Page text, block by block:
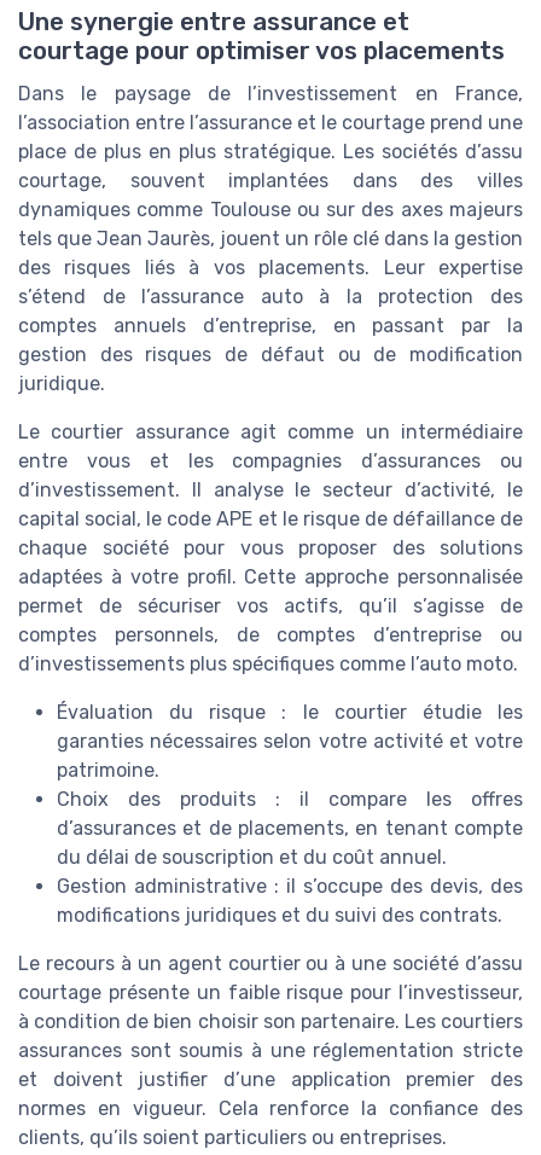
Une synergie entre assurance et
courtage pour optimiser vos placements
Dans le paysage de l’investissement en France,
l’association entre l’assurance et le courtage prend une
place de plus en plus stratégique. Les sociétés d’assu
courtage, souvent implantées dans des villes
dynamiques comme Toulouse ou sur des axes majeurs
tels que Jean Jaurès, jouent un rôle clé dans la gestion
des risques liés à vos placements. Leur expertise
s’étend de l’assurance auto à la protection des
comptes annuels d’entreprise, en passant par la
gestion des risques de défaut ou de modification
juridique.
Le courtier assurance agit comme un intermédiaire
entre vous et les compagnies d’assurances ou
d’investissement. Il analyse le secteur d’activité, le
capital social, le code APE et le risque de défaillance de
chaque société pour vous proposer des solutions
adaptées à votre profil. Cette approche personnalisée
permet de sécuriser vos actifs, qu’il s’agisse de
comptes personnels, de comptes d’entreprise ou
d’investissements plus spécifiques comme l’auto moto.
Évaluation du risque : le courtier étudie les
garanties nécessaires selon votre activité et votre
patrimoine.
Choix des produits : il compare les offres
d’assurances et de placements, en tenant compte
du délai de souscription et du coût annuel.
Gestion administrative : il s’occupe des devis, des
modifications juridiques et du suivi des contrats.
Le recours à un agent courtier ou à une société d’assu
courtage présente un faible risque pour l’investisseur,
à condition de bien choisir son partenaire. Les courtiers
assurances sont soumis à une réglementation stricte
et doivent justifier d’une application premier des
normes en vigueur. Cela renforce la confiance des
clients, qu’ils soient particuliers ou entreprises.